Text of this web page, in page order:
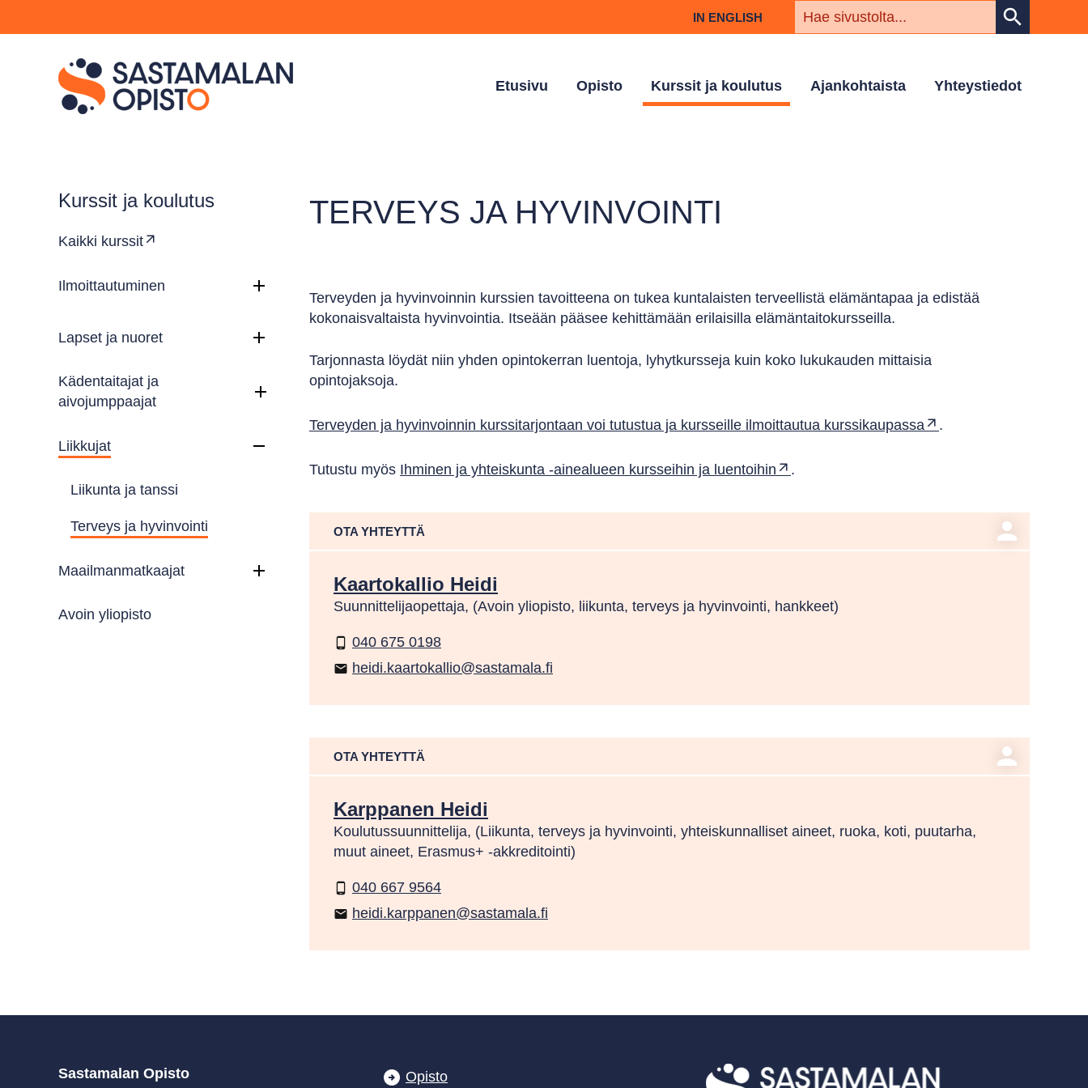
IN ENGLISH search
Etusivu Opisto Kurssit ja koulutus Ajankohtaista Yhteystiedot
Kurssit ja koulutus
Kaikki kurssit
Ilmoittautuminen
Lapset ja nuoret
Kädentaitajat ja
aivojumppaajat
Liikkujat
Liikunta ja tanssi
Terveys ja hyvinvointi
Maailmanmatkaajat
Avoin yliopisto
TERVEYS JA HYVINVOINTI
Terveyden ja hyvinvoinnin kurssien tavoitteena on tukea kuntalaisten terveellistä elämäntapaa ja edistää
kokonaisvaltaista hyvinvointia. Itseään pääsee kehittämään erilaisilla elämäntaitokursseilla.
Tarjonnasta löydät niin yhden opintokerran luentoja, lyhytkursseja kuin koko lukukauden mittaisia
opintojaksoja.
Terveyden ja hyvinvoinnin kurssitarjontaan voi tutustua ja kursseille ilmoittautua kurssikaupassa .
Tutustu myös Ihminen ja yhteiskunta -ainealueen kursseihin ja luentoihin .
OTA YHTEYTTÄ person
Kaartokallio Heidi
Suunnittelijaopettaja, (Avoin yliopisto, liikunta, terveys ja hyvinvointi, hankkeet)
phone_android 040 675 0198
email heidi.kaartokallio@sastamala.fi
OTA YHTEYTTÄ person
Karppanen Heidi
Koulutussuunnittelija, (Liikunta, terveys ja hyvinvointi, yhteiskunnalliset aineet, ruoka, koti, puutarha,
muut aineet, Erasmus+ -akkreditointi)
phone_android 040 667 9564
email heidi.karppanen@sastamala.fi
Sastamalan Opisto
Opisto